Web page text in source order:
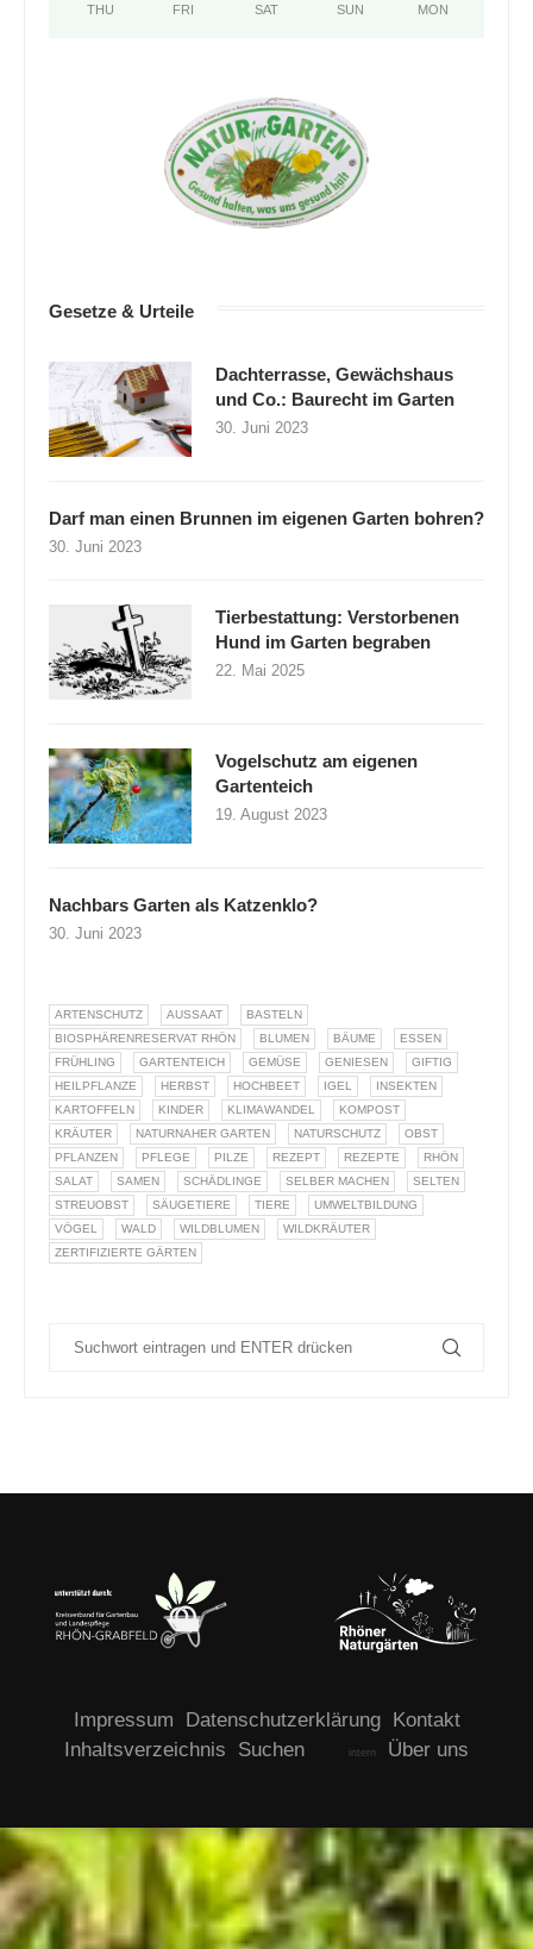
THU FRI SAT SUN MON
Gesetze & Urteile
Dachterrasse, Gewächshaus
und Co.: Baurecht im Garten
30. Juni 2023
Darf man einen Brunnen im eigenen Garten bohren?
30. Juni 2023
Tierbestattung: Verstorbenen
Hund im Garten begraben
22. Mai 2025
Vogelschutz am eigenen
Gartenteich
19. August 2023
Nachbars Garten als Katzenklo?
30. Juni 2023
ARTENSCHUTZ AUSSAAT
BASTELN
BIOSPHÄRENRESERVAT RHÖN
BLUMEN BÄUME
ESSEN
FRÜHLING
GARTENTEICH GEMÜSE GENIESEN
GIFTIG
HEILPFLANZE
HERBST HOCHBEET IGEL
INSEKTEN
KARTOFFELN
KINDER KLIMAWANDEL
KOMPOST
KRÄUTER
NATURNAHER GARTEN NATURSCHUTZ
OBST
PFLANZEN
PFLEGE PILZE REZEPT REZEPTE
RHÖN
SALAT
SAMEN SCHÄDLINGE SELBER MACHEN
SELTEN
STREUOBST
SÄUGETIERE TIERE
UMWELTBILDUNG
VÖGEL
WALD WILDBLUMEN
WILDKRÄUTER
ZERTIFIZIERTE GÄRTEN
Impressum Datenschutzerklärung
Kontakt
Inhaltsverzeichnis
Suchen intern Über uns